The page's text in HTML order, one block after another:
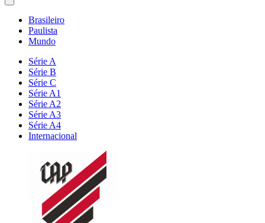
Brasileiro
Paulista
Mundo
Série A
Série B
Série C
Série A1
Série A2
Série A3
Série A4
Internacional